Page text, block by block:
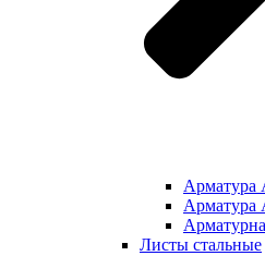
Арматура
Арматура
Листы стальные